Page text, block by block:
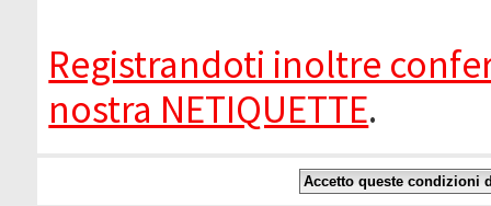
Registrandoti inoltre
nostra NETIQUETTE.